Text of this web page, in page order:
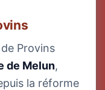
Provins
de Melun,
la réforme